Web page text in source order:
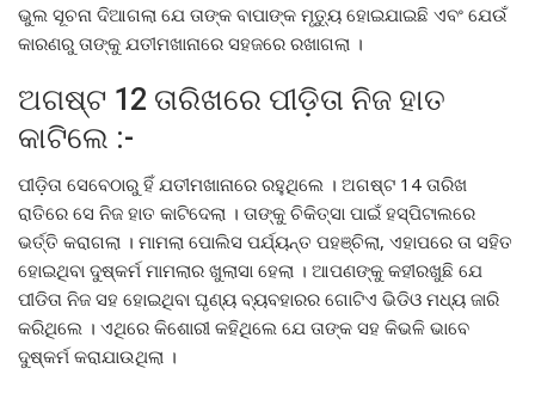
ଭୁଲ ସୂଚନା ଦିଆଗଲା ଯେ ତାଙ୍କ ବାପାଙ୍କ ମୃତ୍ୟୁ ହୋଇଯାଇଛି ଏବଂ ଯେଉଁ
କାରଣରୁ ତାଙ୍କୁ ଯତୀମଖାନାରେ ସହଜରେ ରଖାଗଲା ।
ଅଗଷ୍ଟ 12 ତାରିଖରେ ପୀଡ଼ିତା ନିଜ ହାତ
କାଟିଲେ :-
ପୀଡ଼ିତା ସେବେଠାରୁ ହିଁ ଯତୀମଖାନାରେ ରହୁଥିଲେ । ଅଗଷ୍ଟ 14 ତାରିଖ
ରାତିରେ ସେ ନିଜ ହାତ କାଟିଦେଲା । ତାଙ୍କୁ ଚିକିତ୍ସା ପାଇଁ ହସ୍ପିଟାଲରେ
ଭର୍ତ୍ତି କରାଗଲା । ମାମଲା ପୋଲିସ ପର୍ଯ୍ୟନ୍ତ ପହଞ୍ଚିଲା, ଏହାପରେ ତା ସହିତ
ହୋଇଥିବା ଦୁଷ୍କର୍ମ ମାମଲାର ଖୁଲାସା ହେଲା । ଆପଣଙ୍କୁ କହୀରଖୁଛି ଯେ
ପୀଡିତା ନିଜ ସହ ହୋଇଥିବା ଘୃଣ୍ୟ ବ୍ୟବହାରର ଗୋଟିଏ ଭିଡିଓ ମଧ୍ୟ ଜାରି
କରିଥିଲେ । ଏଥିରେ କିଶୋରୀ କହିଥିଲେ ଯେ ତାଙ୍କ ସହ କିଭଳି ଭାବେ
ଦୁଷ୍କର୍ମ କରାଯାଉଥିଲା ।